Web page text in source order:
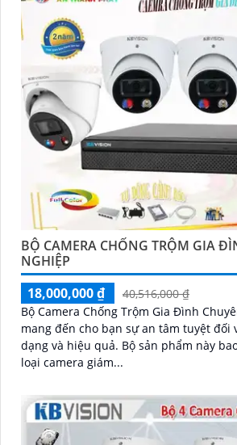
Hãy đến với chúng tôi để trải
và nhận được sự tư vấn chuyên
ninh cần thiết!"
Hy vọng những câu giới thiệu trên
công trong việc tiếp cận khách
bán hàng của bạn. Nếu có bất kỳ
nào khác, bạn có thể chia sẻ để tôi
BỘ CAMERA CHỐNG TRỘM GIA
NGHIỆP
18,000,000 ₫
40,516,000 ₫
Bộ Camera Chống Trộm Gia Đình
mang đến cho bạn sự an tâm tuyệt đối
dạng và hiệu quả. Bộ sản phẩm này bao gồm đầy đủ các
loại camera giám...